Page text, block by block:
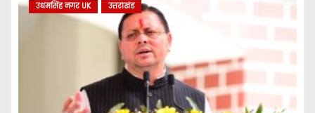
उधमसिंह नगर UK उत्तराखंड